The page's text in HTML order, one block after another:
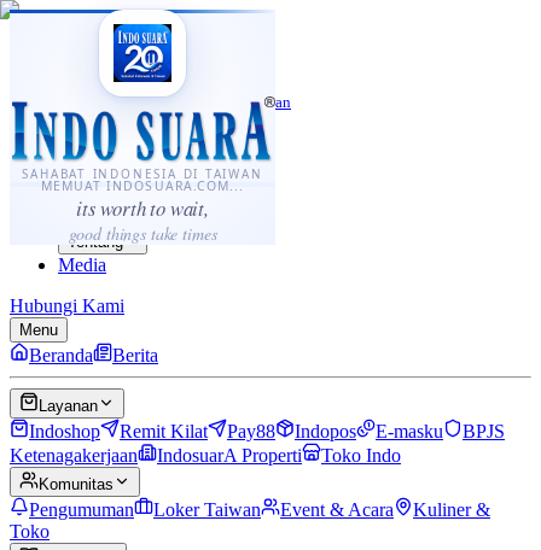
SAHABAT INDONESIA DI TAIWAN
MEMUAT INDOSUARA.COM...
its worth to wait,
good things take times
·...
⌘K
Sahabat Indonesia di Taiwan
Berita
Layanan
Komunitas
Panduan
Tentang
Media
Hubungi Kami
Menu
Beranda Berita
Layanan
Indoshop Remit Kilat Pay88 Indopos E-masku
BPJS
Ketenagakerjaan
IndosuarA Properti Toko Indo
Komunitas
Pengumuman Loker Taiwan Event & Acara
Kuliner &
Toko